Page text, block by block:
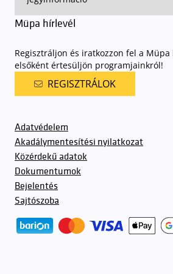
Müpa hírlevél
Regisztráljon és iratkozzon fel a
elsőként értesüljön programjainkról!
REGISZTRÁLOK
Adatvédelem
Akadálymentesítési nyilatkozat
Közérdekű adatok
Dokumentumok
Bejelentés
Sajtószoba